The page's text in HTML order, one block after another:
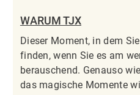
WARUM TJX
Dieser Moment, in dem
finden, wenn Sie es am
berauschend. Genauso
das magische Momente